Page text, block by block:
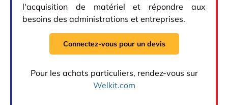
l'acquisition de matériel et répondre aux
besoins des administrations et entreprises.
Connectez-vous pour un devis
Pour les achats particuliers, rendez-vous sur
Welkit.com